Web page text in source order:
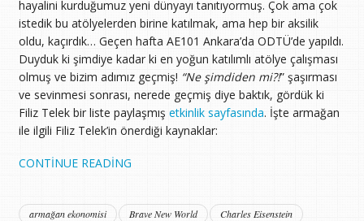
hayalini kurduğumuz yeni dünyayı tanıtıyormuş. Çok ama çok
istedik bu atölyelerden birine katılmak, ama hep bir aksilik
oldu, kaçırdık… Geçen hafta AE101 Ankara’da ODTÜ’de yapıldı.
Duyduk ki şimdiye kadar ki en yoğun katılımlı atölye çalışması
olmuş ve bizim adımız geçmiş! “Ne şimdiden mi?!” şaşırması
ve sevinmesi sonrası, nerede geçmiş diye baktık, gördük ki
Filiz Telek bir liste paylaşmış etkinlik sayfasında. İşte armağan
ile ilgili Filiz Telek’in önerdiği kaynaklar:
CONTINUE READING
armağan ekonomisi Brave New World
Charles Eisenstein